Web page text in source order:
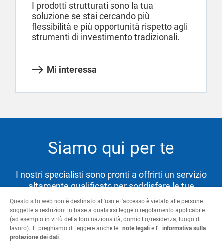
I prodotti strutturati sono la tua
soluzione se stai cercando più
flessibilità e più opportunità rispetto agli
strumenti di investimento tradizionali.
Mi interessa
Siamo qui per te
I nostri specialisti sono pronti a offrirti un servizio
altamente qualificato per soddisfare le tue
necessità e aiutarti a raggiungere i tuoi obiettivi.
Contattaci
Questo sito web non è destinato all'uso e l'accesso è vietato alle persone
soggette a restrizioni in base a qualsiasi legge o regolamento applicabile
(ad esempio in virtù della loro nazionalità, domicilio/residenza, luogo di
lavoro). Ti preghiamo di leggere anche le note legali e l' informativa sulla
protezione dei dati.